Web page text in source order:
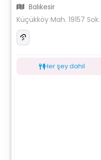
Balıkesir
Küçükköy Mah. 19157
Her şey dahil